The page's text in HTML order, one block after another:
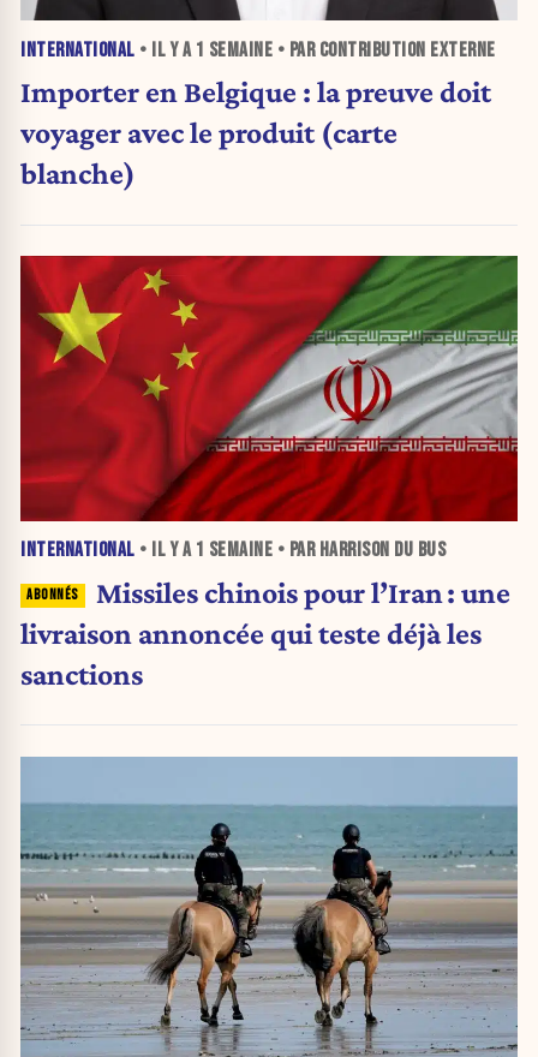
INTERNATIONAL • IL Y A 1 SEMAINE • PAR CONTRIBUTION EXTERNE
Importer en Belgique : la preuve doit
voyager avec le produit (carte
blanche)
INTERNATIONAL • IL Y A 1 SEMAINE • PAR HARRISON DU BUS
Missiles chinois pour l’Iran : une
livraison annoncée qui teste déjà les
sanctions